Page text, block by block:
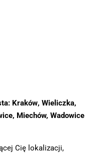
Kraków, Wieliczka,
Miechów, Wadowice
Cię lokalizacji,